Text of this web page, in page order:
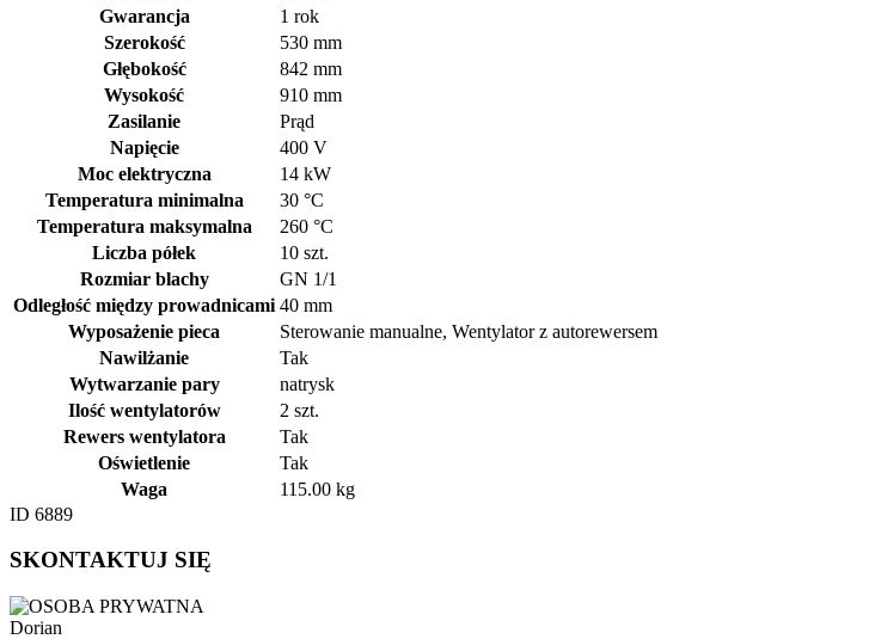
Gwarancja
1 rok
Szerokość
530 mm
Głębokość
842 mm
Wysokość
910 mm
Zasilanie
Prąd
Napięcie
400 V
Moc elektryczna
14 kW
Temperatura minimalna
30 °C
Temperatura maksymalna
260 °C
Liczba półek
10 szt.
Rozmiar blachy
GN 1/1
Odległość między prowadnicami 40 mm
Wyposażenie pieca
Sterowanie manualne, Wentylator z autorewersem
Nawilżanie
Tak
Wytwarzanie pary
natrysk
Ilość wentylatorów
2 szt.
Rewers wentylatora
Tak
Oświetlenie
Tak
Waga
115.00 kg
ID 6889
SKONTAKTUJ SIĘ
Dorian